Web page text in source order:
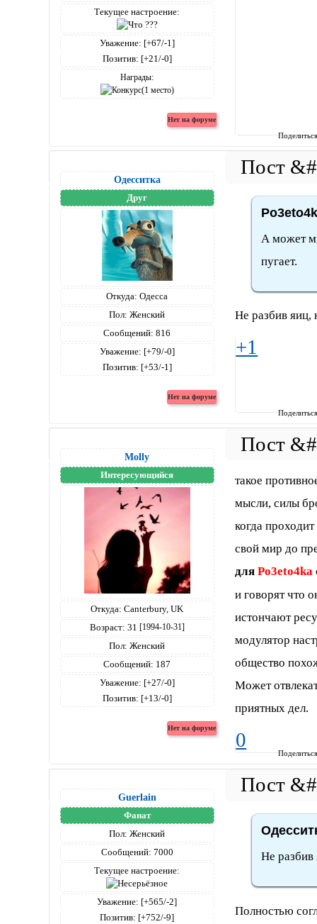
Текущее настроение:
Уважение: [+67/-1]
Позитив: [+21/-0]
Награды:
Одесситка
Друг
Откуда: Одесса
Пол: Женский
Сообщений: 816
Уважение: [+79/-0]
Позитив: [+53/-1]
А может
пугает.
Не разбив яиц,
+1
Molly
Интересующийся
Откуда: Canterbury, UK
Возраст: 31 [1994-10-31]
Пол: Женский
Сообщений: 187
Уважение: [+27/-0]
Позитив: [+13/-0]
такое
мысли, силы
когда
свой мир до
дляPo3eto4ka
и говорят что
истончают
модулятор
общество
Может
приятных дел.
0
Guerlain
Фанат
Пол: Женский
Сообщений: 7000
Текущее настроение:
Уважение: [+565/-2]
Позитив: [+752/-9]
Не разбив
Полностью